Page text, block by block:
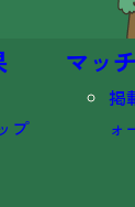
プ
マッ
掲
ォ